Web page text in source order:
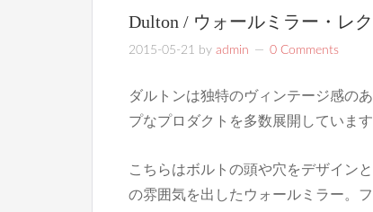
Dulton / ウォールミラー・レ
2015-05-21 by admin 0 Comments
ダルトンは独特のヴィンテージ感の
プなプロダクトを多数展開しています
こちらはボルトの頭や穴をデザイン
の雰囲気を出したウォールミラー。